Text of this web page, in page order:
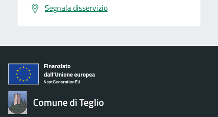
Segnala disservizio
Comune di Teglio